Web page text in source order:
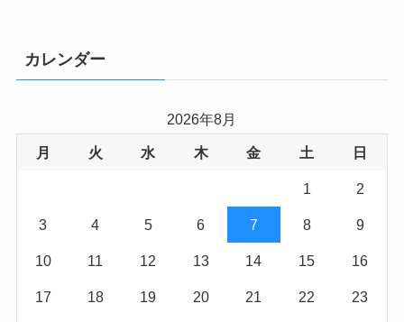
カレンダー
2026年8月
月 火 水 木 金 土 日
1 2
3 4 5 6 7 8 9
10 11 12 13 14 15 16
17 18 19 20 21 22 23